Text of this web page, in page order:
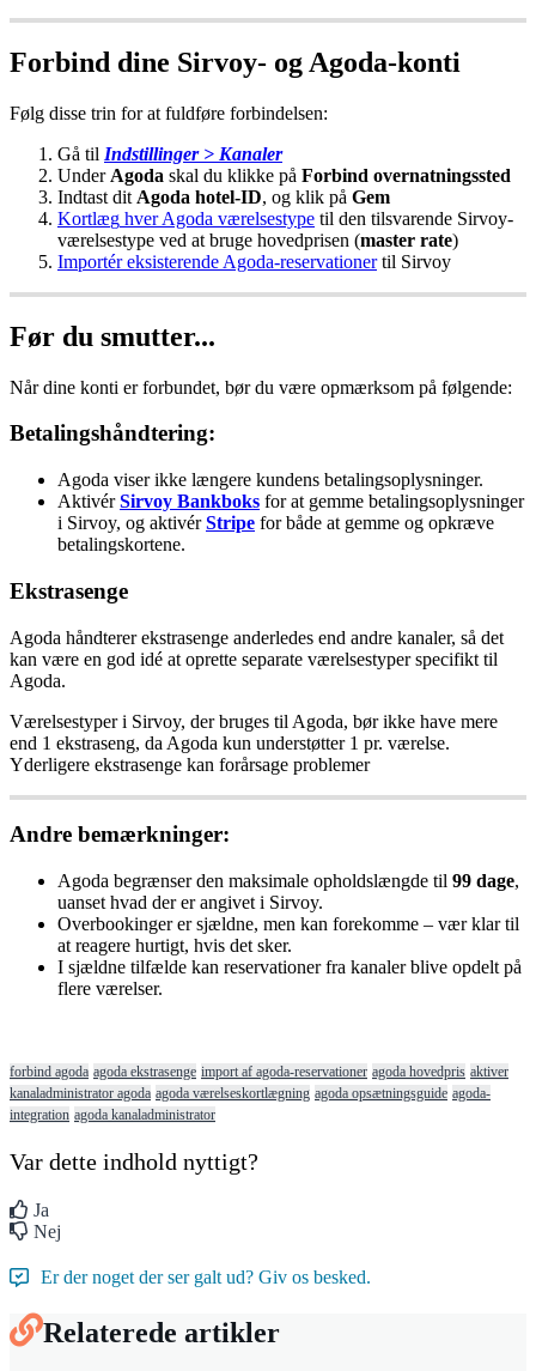
Forbind dine Sirvoy- og Agoda-konti
Følg disse trin for at fuldføre forbindelsen:
Gå til Indstillinger > Kanaler
Under Agoda skal du klikke på Forbind overnatningssted
Indtast dit Agoda hotel-ID, og klik på Gem
Kortlæg hver Agoda værelsestype til den tilsvarende Sirvoy-
værelsestype ved at bruge hovedprisen (master rate)
Importér eksisterende Agoda-reservationer til Sirvoy
Før du smutter...
Når dine konti er forbundet, bør du være opmærksom på følgende:
Betalingshåndtering:
Agoda viser ikke længere kundens betalingsoplysninger.
Aktivér Sirvoy Bankboks for at gemme betalingsoplysninger
i Sirvoy, og aktivér Stripe for både at gemme og opkræve
betalingskortene.
Ekstrasenge
Agoda håndterer ekstrasenge anderledes end andre kanaler, så det
kan være en god idé at oprette separate værelsestyper specifikt til
Agoda.
Værelsestyper i Sirvoy, der bruges til Agoda, bør ikke have mere
end 1 ekstraseng, da Agoda kun understøtter 1 pr. værelse.
Yderligere ekstrasenge kan forårsage problemer
Andre bemærkninger:
Agoda begrænser den maksimale opholdslængde til 99 dage,
uanset hvad der er angivet i Sirvoy.
Overbookinger er sjældne, men kan forekomme – vær klar til
at reagere hurtigt, hvis det sker.
I sjældne tilfælde kan reservationer fra kanaler blive opdelt på
flere værelser.
forbind agoda agoda ekstrasenge import af agoda-reservationer agoda hovedpris aktiver
kanaladministrator agoda agoda værelseskortlægning agoda opsætningsguide agoda-
integration agoda kanaladministrator
Var dette indhold nyttigt?
Ja
Nej
Er der noget der ser galt ud? Giv os besked.
Relaterede artikler